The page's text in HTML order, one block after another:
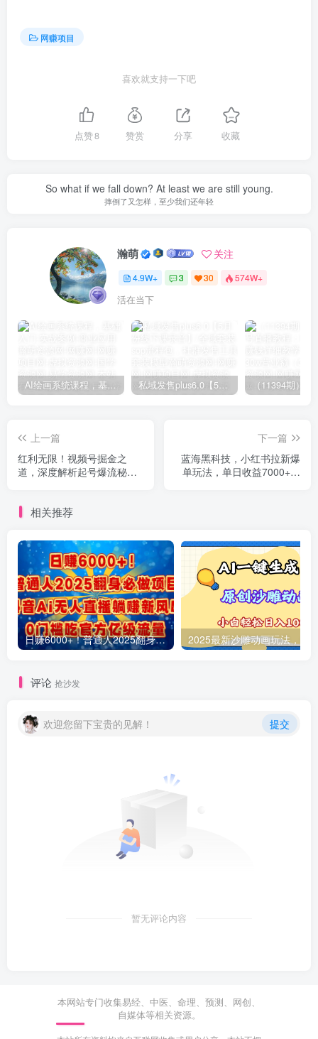
网赚项目
喜欢就支持一下吧
点赞8 赞赏 分享 收藏
So what if we fall down? At least we are still young.
摔倒了又怎样，至少我们还年轻
瀚萌 关注
4.9W+ 3 30 574W+
活在当下
AI绘画系统课程，基础入门-实战案例-商业应用 私域发售plus6.0【5月份线下课录音】/全域套装sop流程包，社群发售工具套装模型
上一篇
红利无限！视频号掘金之
道，深度解析起号爆流秘
下一篇
蓝海黑科技，小红书拉新爆
单玩法，单日收益7000+，
相关推荐
日赚6000+！普通人2025翻身必做项目，抖音Ai无人直播躺赚新风口，0门槛吃官方亿级流量
评论 抢沙发
欢迎您留下宝贵的见解！ 提交
暂无评论内容
本网站专门收集易经、中医、命理、预测、网创、
自媒体等相关资源。